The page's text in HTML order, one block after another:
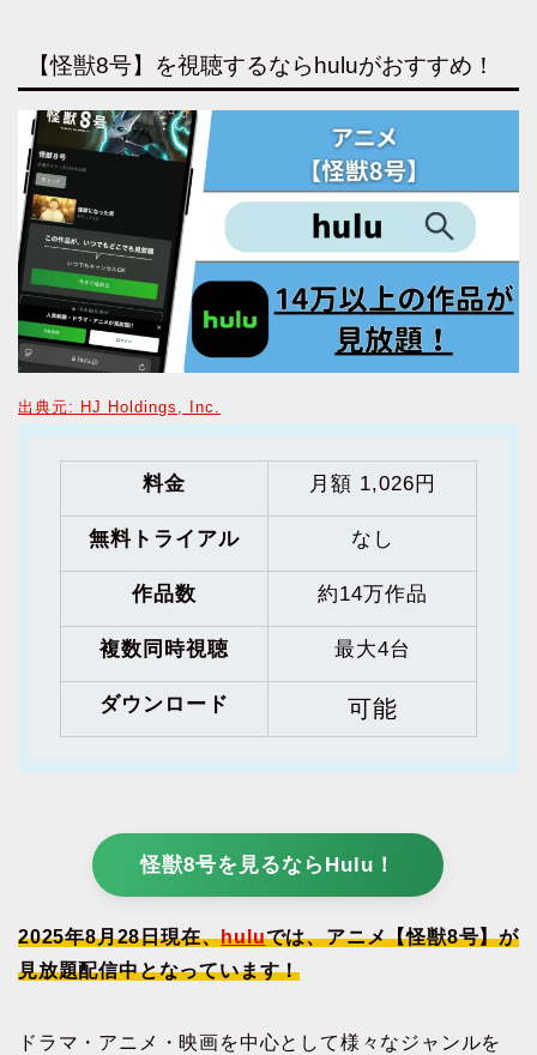
【怪獣8号】を視聴するならhuluがおすすめ！
出典元: HJ Holdings, Inc.
料金 月額 1,026円
無料トライアル なし
作品数 約14万作品
複数同時視聴 最大4台
ダウンロード 可能
怪獣8号を見るならHulu！
2025年8月28日現在、huluでは、アニメ【怪獣8号】が
見放題配信中となっています！
ドラマ・アニメ・映画を中心として様々なジャンルを